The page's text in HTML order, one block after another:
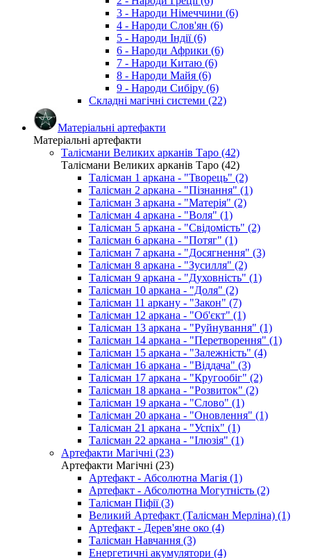
3 - Народи Німеччини (6)
4 - Народи Слов'ян (6)
5 - Народи Індії (6)
6 - Народи Африки (6)
7 - Народи Китаю (6)
8 - Народи Майя (6)
9 - Народи Сибіру (6)
Складні магічні системи (22)
Матеріальні артефакти
Матеріальні артефакти
Талісмани Великих арканів Таро (42)
Талісмани Великих арканів Таро (42)
Талісман 1 аркана - "Творець" (2)
Талісман 2 аркана - "Пізнання" (1)
Талісман 3 аркана - "Матерія" (2)
Талісман 4 аркана - "Воля" (1)
Талісман 5 аркана - "Свідомість" (2)
Талісман 6 аркана - "Потяг" (1)
Талісман 7 аркана - "Досягнення" (3)
Талісман 8 аркана - "Зусилля" (2)
Талісман 9 аркана - "Духовність" (1)
Талісман 10 аркана - "Доля" (2)
Талісман 11 аркану - "Закон" (7)
Талісман 12 аркана - "Об'єкт" (1)
Талісман 13 аркана - "Руйнування" (1)
Талісман 14 аркана - "Перетворення" (1)
Талісман 15 аркана - "Залежність" (4)
Талісман 16 аркана - "Віддача" (3)
Талісман 17 аркана - "Кругообіг" (2)
Талісман 18 аркана - "Розвиток" (2)
Талісман 19 аркана - "Слово" (1)
Талісман 20 аркана - "Оновлення" (1)
Талісман 21 аркана - "Успіх" (1)
Талісман 22 аркана - "Ілюзія" (1)
Артефакти Магічні (23)
Артефакти Магічні (23)
Артефакт - Абсолютна Магія (1)
Артефакт - Абсолютна Могутність (2)
Талісман Піфії (3)
Великий Артефакт (Талісман Мерліна) (1)
Артефакт - Дерев'яне око (4)
Талісман Навчання (3)
Енергетичні акумулятори (4)